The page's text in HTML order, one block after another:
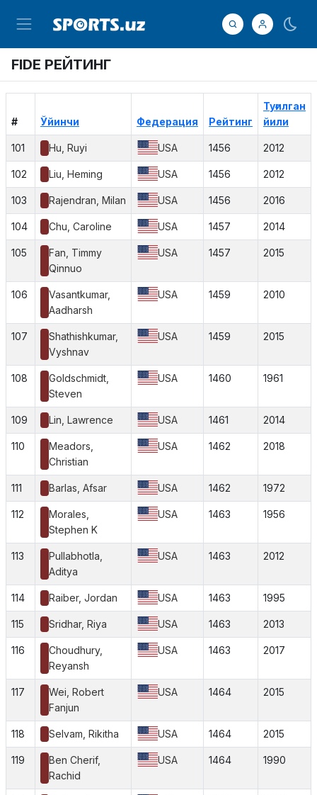
FIDE РЕЙТИНГ
# Ўйинчи Федерация Рейтинг
Туғилган
йили
101 Hu, Ruyi USA 1456 2012
102 Liu, Heming USA 1456 2012
103 Rajendran, Milan USA 1456 2016
104 Chu, Caroline USA 1457 2014
105
Fan, Timmy
Qinnuo
USA 1457 2015
106
Vasantkumar,
Aadharsh
USA 1459 2010
107
Shathishkumar,
Vyshnav
USA 1459 2015
108
Goldschmidt,
Steven
USA 1460 1961
109 Lin, Lawrence USA 1461 2014
110
Meadors,
Christian
USA 1462 2018
111 Barlas, Afsar USA 1462 1972
112
Morales,
Stephen K
USA 1463 1956
113
Pullabhotla,
Aditya
USA 1463 2012
114 Raiber, Jordan USA 1463 1995
115 Sridhar, Riya USA 1463 2013
116
Choudhury,
Reyansh
USA 1463 2017
117
Wei, Robert
Fanjun
USA 1464 2015
118 Selvam, Rikitha USA 1464 2015
119
Ben Cherif,
Rachid
USA 1464 1990